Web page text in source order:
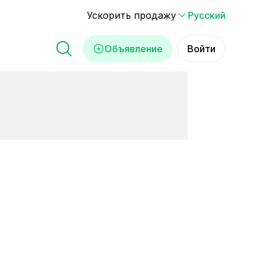
Ускорить продажу Русский
Объявление Войти